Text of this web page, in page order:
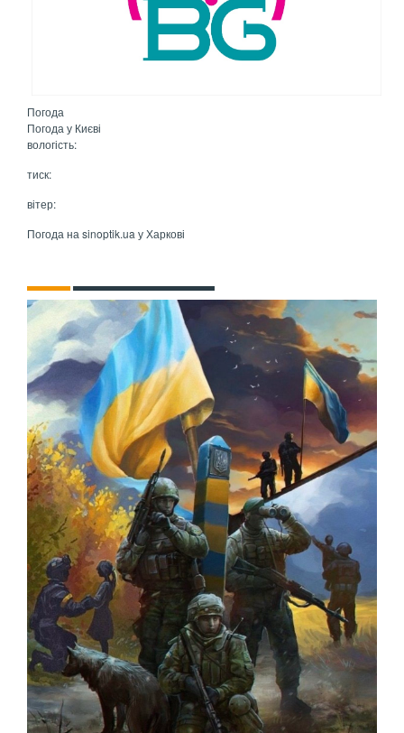
Погода
Погода у Києві
вологість:
тиск:
вітер:
Погода на sinoptik.ua у Харкові